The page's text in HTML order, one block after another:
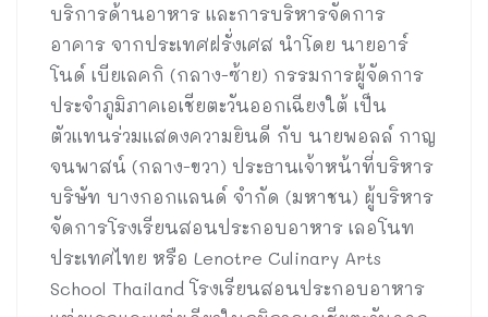
บริการด้านอาหาร และการบริหารจัดการ
อาคาร จากประเทศฝรั่งเศส นำโดย นายอาร์
โนด์ เบียเลคกิ (กลาง-ซ้าย) กรรมการผู้จัดการ
ประจำภูมิภาคเอเชียตะวันออกเฉียงใต้ เป็น
ตัวแทนร่วมแสดงความยินดี กับ นายพอลล์ กาญ
จนพาสน์ (กลาง-ขวา) ประธานเจ้าหน้าที่บริหาร
บริษัท บางกอกแลนด์ จำกัด (มหาชน) ผู้บริหาร
จัดการโรงเรียนสอนประกอบอาหาร เลอโนท
ประเทศไทย หรือ Lenotre Culinary Arts
School Thailand โรงเรียนสอนประกอบอาหาร